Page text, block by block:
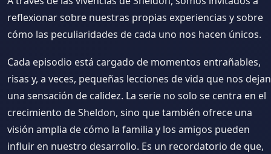
reflexionar sobre nuestras propias experiencias y sobre
cómo las peculiaridades de cada uno nos hacen únicos.
Cada episodio está cargado de momentos entrañables,
risas y, a veces, pequeñas lecciones de vida que nos dejan
una sensación de calidez. La serie no solo se centra en el
crecimiento de Sheldon, sino que también ofrece una
visión amplia de cómo la familia y los amigos pueden
influir en nuestro desarrollo. Es un recordatorio de que,